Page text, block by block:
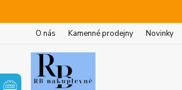
O nás Kamenné prodejny Novinky